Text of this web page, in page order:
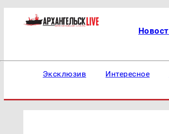
Эксклюзив Интересное